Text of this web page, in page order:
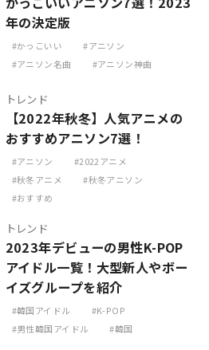
年の決定版
かっこいい
アニソン
アニソン名曲
アニソン神曲
トレンド
【2022年秋冬】人気アニメの
おすすめアニソン7選！
アニソン
2022アニメ
秋冬アニメ
秋冬アニソン
おすすめ
トレンド
2023年デビューの男性K-POP
アイドル一覧！大型新人やボー
イズグループを紹介
韓国アイドル
K-POP
男性韓国アイドル
韓国